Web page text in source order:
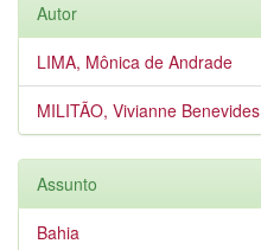
Autor
LIMA, Mônica de Andrade
MILITÃO, Vivianne Benevides
Assunto
Bahia